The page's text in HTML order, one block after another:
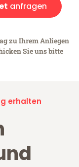
anfragen
zu Ihrem Anliegen
Sie uns bitte
erhalten